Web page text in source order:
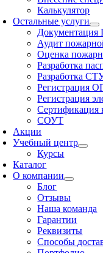
Калькулятор
Остальные услуги
Аудит
Оценка
Разработка
Разработка
Регистрация
Регистрация
Сертификация
СОУТ
Акции
Учебный центр
Курсы
Каталог
О компании
Блог
Отзывы
Наша команда
Гарантии
Реквизиты
Способы